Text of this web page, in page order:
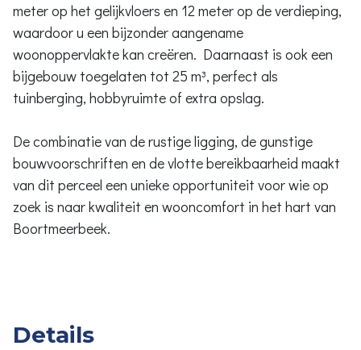
meter op het gelijkvloers en 12 meter op de verdieping,
waardoor u een bijzonder aangename
woonoppervlakte kan creëren. Daarnaast is ook een
bijgebouw toegelaten tot 25 m³, perfect als
tuinberging, hobbyruimte of extra opslag.
De combinatie van de rustige ligging, de gunstige
bouwvoorschriften en de vlotte bereikbaarheid maakt
van dit perceel een unieke opportuniteit voor wie op
zoek is naar kwaliteit en wooncomfort in het hart van
Boortmeerbeek.
Details